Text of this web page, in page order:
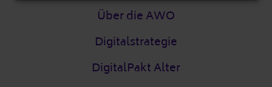
Über die AWO
Digitalstrategie
DigitalPakt Alter